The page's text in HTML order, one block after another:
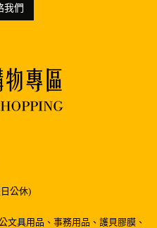
我們
公休)
文具用品、事務用品、護貝膠膜、